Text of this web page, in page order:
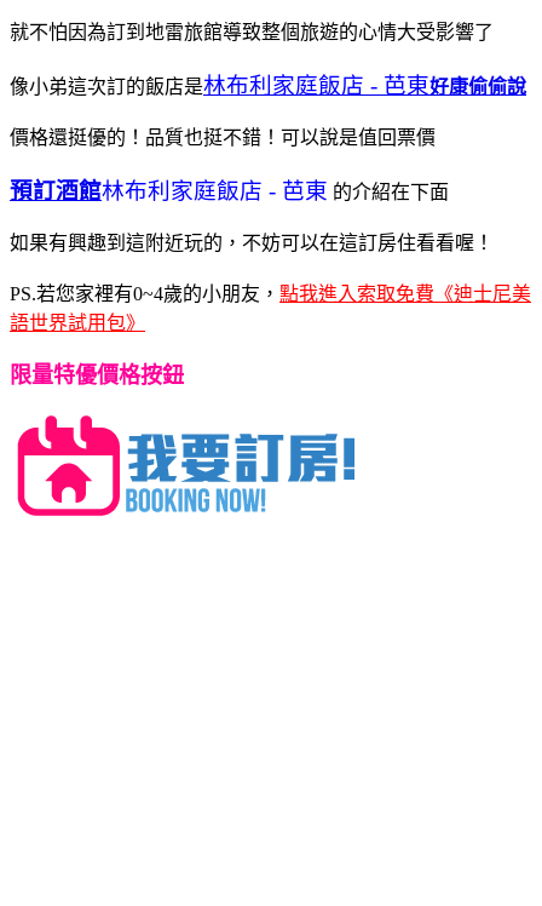
就不怕因為訂到地雷旅館導致整個旅遊的心情大受影響了
像小弟這次訂的飯店是林布利家庭飯店 - 芭東好康偷偷說
價格還挺優的！品質也挺不錯！可以說是值回票價
預訂酒館林布利家庭飯店 - 芭東 的介紹在下面
如果有興趣到這附近玩的，不妨可以在這訂房住看看喔！
PS.若您家裡有0~4歲的小朋友， 點我進入索取免費《迪士尼美
語世界試用包》
限量特優價格按鈕